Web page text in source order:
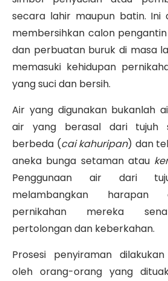
secara lahir maupun batin. Ini
membersihkan calon
dan perbuatan buruk di masa
memasuki kehidupan
yang suci dan bersih.
Air yang digunakan bukanlah
air yang berasal dari tujuh
berbeda (cai kahuripan) dan
aneka bunga setaman atau
Penggunaan air dari
melambangkan harapan
pernikahan mereka
pertolongan dan keberkahan.
Prosesi penyiraman
oleh orang-orang yang